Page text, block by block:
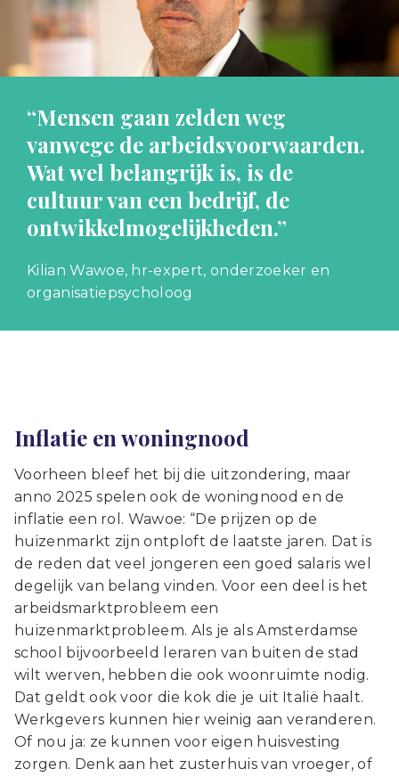
“Mensen gaan zelden weg
vanwege de arbeidsvoorwaarden.
Wat wel belangrijk is, is de
cultuur van een bedrijf, de
ontwikkelmogelijkheden.”
Kilian Wawoe, hr-expert, onderzoeker en
organisatiepsycholoog
Inflatie en woningnood
Voorheen bleef het bij die uitzondering, maar
anno 2025 spelen ook de woningnood en de
inflatie een rol. Wawoe: “De prijzen op de
huizenmarkt zijn ontploft de laatste jaren. Dat is
de reden dat veel jongeren een goed salaris wel
degelijk van belang vinden. Voor een deel is het
arbeidsmarktprobleem een
huizenmarktprobleem. Als je als Amsterdamse
school bijvoorbeeld leraren van buiten de stad
wilt werven, hebben die ook woonruimte nodig.
Dat geldt ook voor die kok die je uit Italië haalt.
Werkgevers kunnen hier weinig aan veranderen.
Of nou ja: ze kunnen voor eigen huisvesting
zorgen. Denk aan het zusterhuis van vroeger, of